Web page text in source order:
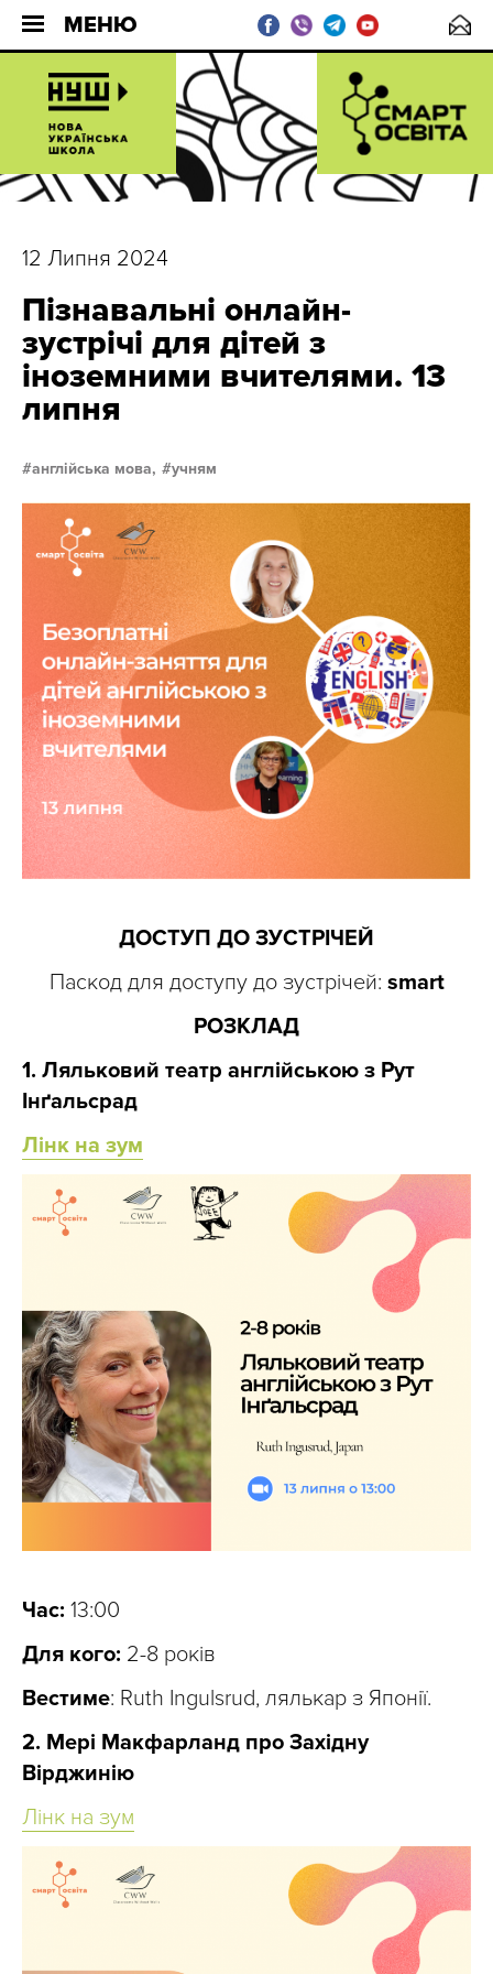
МЕНЮ
12 Липня 2024
Пізнавальні онлайн-
зустрічі для дітей з
іноземними вчителями. 13
липня
англійська мова, учням
ДОСТУП ДО ЗУСТРІЧЕЙ
Паскод для доступу до зустрічей: smart
РОЗКЛАД
1. Ляльковий театр англійською з Рут
Інґальсрад
Лінк на зум
Час: 13:00
Для кого: 2-8 років
Вестиме: Ruth Ingulsrud, лялькар з Японії.
2. Мері Макфарланд про Західну
Вірджинію
Лінк на зум